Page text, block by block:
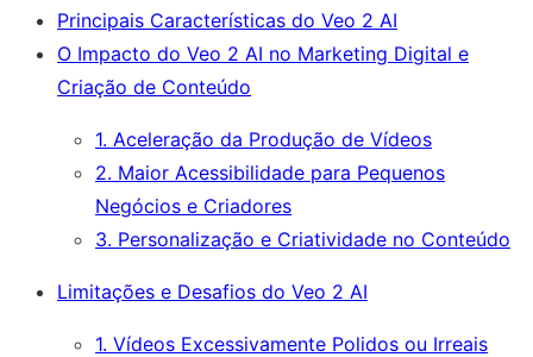
Principais Características do Veo 2 AI
O Impacto do Veo 2 AI no Marketing Digital e
Criação de Conteúdo
1. Aceleração da Produção de Vídeos
2. Maior Acessibilidade para Pequenos
Negócios e Criadores
3. Personalização e Criatividade no Conteúdo
Limitações e Desafios do Veo 2 AI
1. Vídeos Excessivamente Polidos ou Irreais